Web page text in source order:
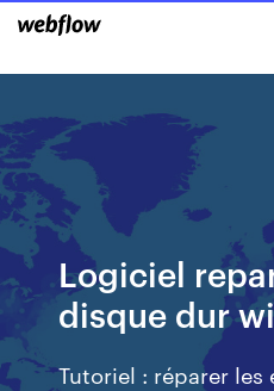
Logiciel
disque dur
Tutoriel : réparer les